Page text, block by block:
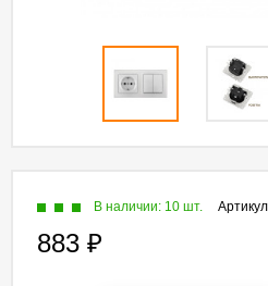
В наличии: 10 шт.
883 ₽